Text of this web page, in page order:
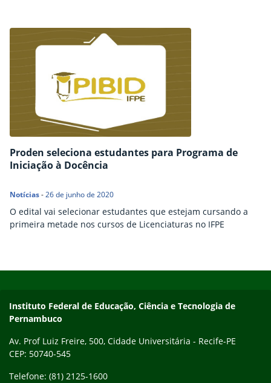
Proden seleciona estudantes para Programa de
Iniciação à Docência
Notícias-26 de junho de 2020
O edital vai selecionar estudantes que estejam cursando a
primeira metade nos cursos de Licenciaturas no IFPE
Instituto Federal de Educação, Ciência e Tecnologia de
Pernambuco
Av. Prof Luiz Freire, 500, Cidade Universitária - Recife-PE
CEP: 50740-545
Telefone: (81) 2125-1600